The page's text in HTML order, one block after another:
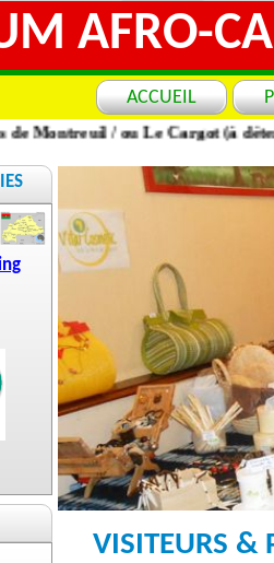
VISITEURS &
ACCUEIL
Montreuil / ou Le Cargot (à
AFRO-